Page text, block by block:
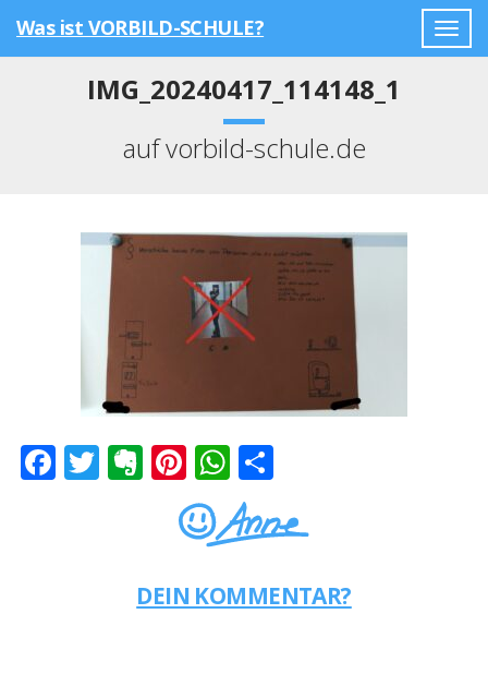
Was ist VORBILD-SCHULE?
IMG_20240417_114148_1
auf vorbild-schule.de
Facebook
Twitter
Evernote
Pinterest
WhatsApp
DEIN KOMMENTAR?